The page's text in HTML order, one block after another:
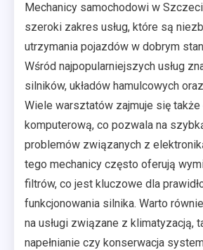
Mechanicy samochodowi w
szeroki zakres usług, które są
utrzymania pojazdów w dobrym
Wśród najpopularniejszych usług
silników, układów hamulcowych
Wiele warsztatów zajmuje się
komputerową, co pozwala na
problemów związanych z
tego mechanicy często oferują
filtrów, co jest kluczowe dla
funkcjonowania silnika. Warto
na usługi związane z klimatyzacją,
napełnianie czy konserwacja